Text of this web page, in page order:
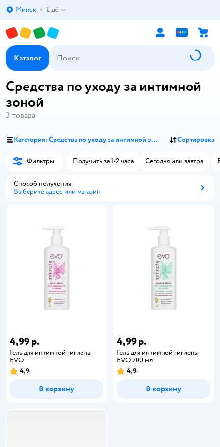
Выбор адреса доставки.
Минск Ещё
Каталог
Средства по уходу за интимной
зоной
3 товара
Категория: Средства по уходу за интимной зоной Сортировка
Фильтры Получить за 1-2 часа Сегодня или завтра
Способ получения
Выберите адрес или магазин
4,99 р.
Гель для интимной гигиены
EVO
4,9
В корзину
4,99 р.
Гель для интимной гигиены
EVO 200 мл
4,9
В корзину